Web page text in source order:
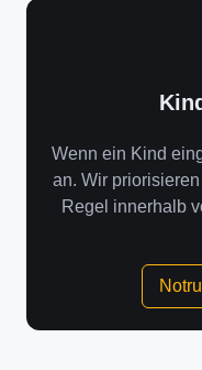
Wenn ein Kind
an. Wir
Regel innerhalb